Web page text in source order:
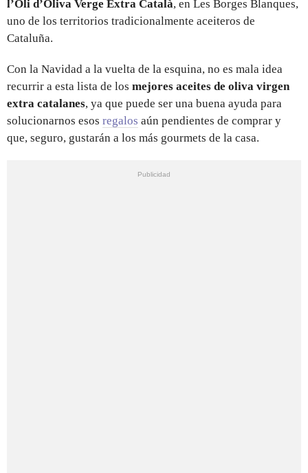
l’Oli d’Oliva Verge Extra Català, en Les Borges Blanques,
uno de los territorios tradicionalmente aceiteros de
Cataluña.
Con la Navidad a la vuelta de la esquina, no es mala idea
recurrir a esta lista de los mejores aceites de oliva virgen
extra catalanes, ya que puede ser una buena ayuda para
solucionarnos esos regalos aún pendientes de comprar y
que, seguro, gustarán a los más gourmets de la casa.